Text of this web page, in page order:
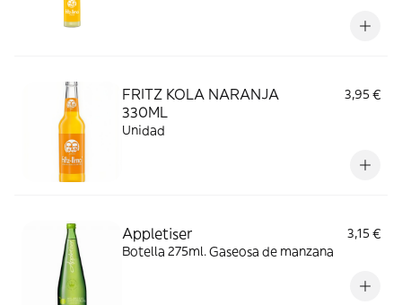
FRITZ KOLA NARANJA
330ML
3,95 €
Unidad
Appletiser
3,15 €
Botella 275ml. Gaseosa de manzana